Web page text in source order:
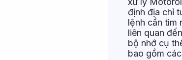
định địa chỉ
lệnh cần tìm
liên quan
bộ nhớ cụ
bao gồm